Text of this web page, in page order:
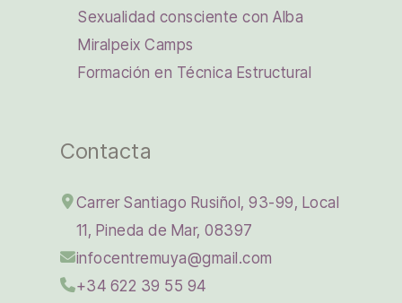
Sexualidad consciente con Alba
Miralpeix Camps
Formación en Técnica Estructural
Contacta
Carrer Santiago Rusiñol, 93-99, Local
11, Pineda de Mar, 08397
infocentremuya@gmail.com
+34 622 39 55 94